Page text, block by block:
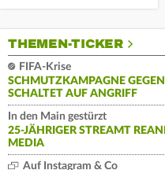
THEMEN-TICKER
FIFA-Krise
SCHMUTZKAMPAGNE
SCHALTET AUF ANGRIFF
In den Main gestürzt
25-JÄHRIGER STREAMT
MEDIA
Auf Instagram & Co